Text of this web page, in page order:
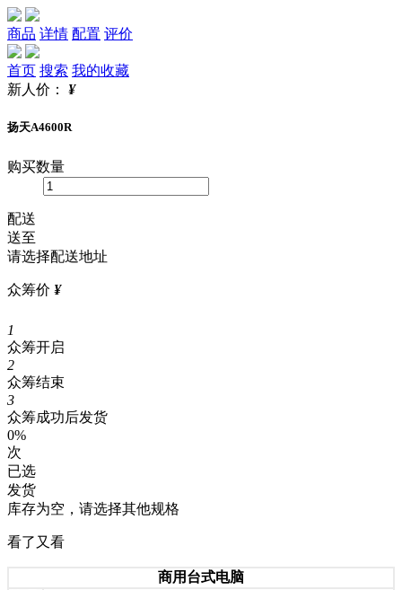
商品 详情 配置 评价
首页 搜索 我的收藏
新人价：
¥
扬天A4600R
购买数量
配送
送至
请选择配送地址
众筹价 ¥
1
众筹开启
2
众筹结束
3
众筹成功后发货
0%
次
已选
发货
库存为空，请选择其他规格
看了又看
商用台式电脑